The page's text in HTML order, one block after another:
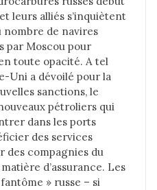
leurs alliés s’inquiètent
de navires
par Moscou pour
toute opacité. A tel
Uni a dévoilé pour la
sanctions, le
pétroliers qui
dans les ports
des services
des compagnies du
d’assurance. Les
» russe – si